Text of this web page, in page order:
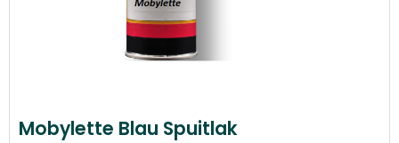
Mobylette Blau Spuitlak